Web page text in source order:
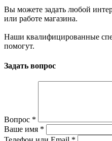
Вы можете задать любой
или работе магазина.
Наши квалифицированные
помогут.
Задать вопрос
Вопрос *
Ваше имя *